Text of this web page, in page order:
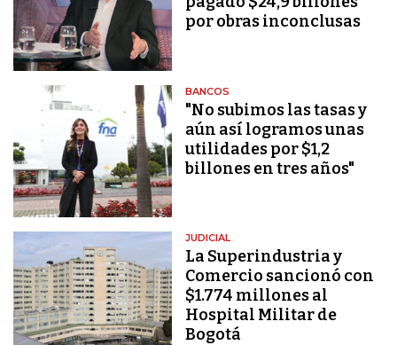
por obras inconclusas
BANCOS
"No subimos las tasas y
aún así logramos unas
utilidades por $1,2
billones en tres años"
JUDICIAL
La Superindustria y
Comercio sancionó con
$1.774 millones al
Hospital Militar de
Bogotá